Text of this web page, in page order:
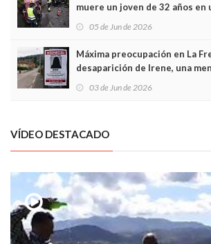
muere un joven de 32 años
frontal
05 de Jun de 2026
Máxima preocupación en La
desaparición de Irene, una
03 de Jun de 2026
VÍDEO DESTACADO